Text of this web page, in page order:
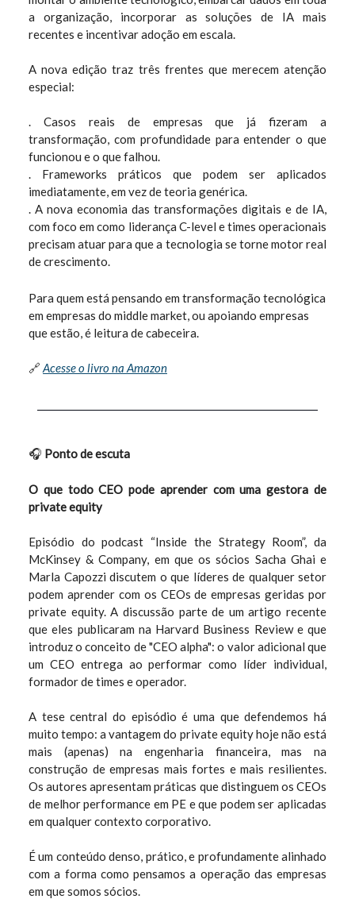
a organização, incorporar as soluções de IA mais
recentes e incentivar adoção em escala.
A nova edição traz três frentes que merecem atenção
especial:
. Casos reais de empresas que já fizeram a
transformação, com profundidade para entender o que
funcionou e o que falhou.
. Frameworks práticos que podem ser aplicados
imediatamente, em vez de teoria genérica.
. A nova economia das transformações digitais e de IA,
com foco em como liderança C-level e times operacionais
precisam atuar para que a tecnologia se torne motor real
de crescimento.
Para quem está pensando em transformação tecnológica
em empresas do middle market, ou apoiando empresas
que estão, é leitura de cabeceira.
🔗 Acesse o livro na Amazon
🎧 Ponto de escuta
O que todo CEO pode aprender com uma gestora de
private equity
Episódio do podcast “Inside the Strategy Room”, da
McKinsey & Company, em que os sócios Sacha Ghai e
Marla Capozzi discutem o que líderes de qualquer setor
podem aprender com os CEOs de empresas geridas por
private equity. A discussão parte de um artigo recente
que eles publicaram na Harvard Business Review e que
introduz o conceito de "CEO alpha": o valor adicional que
um CEO entrega ao performar como líder individual,
formador de times e operador.
A tese central do episódio é uma que defendemos há
muito tempo: a vantagem do private equity hoje não está
mais (apenas) na engenharia financeira, mas na
construção de empresas mais fortes e mais resilientes.
Os autores apresentam práticas que distinguem os CEOs
de melhor performance em PE e que podem ser aplicadas
em qualquer contexto corporativo.
É um conteúdo denso, prático, e profundamente alinhado
com a forma como pensamos a operação das empresas
em que somos sócios.